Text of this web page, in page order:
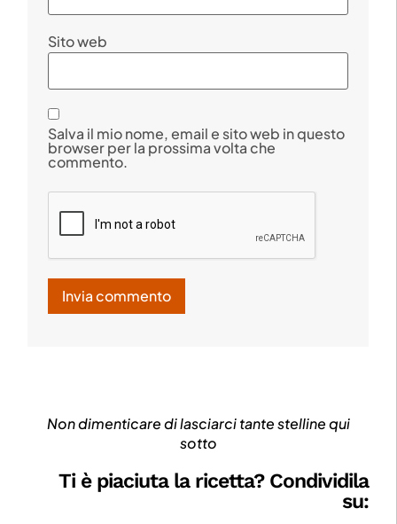
Sito web
Salva il mio nome, email e sito web in questo
browser per la prossima volta che
commento.
Non dimenticare di lasciarci tante stelline qui
sotto
Ti è piaciuta la ricetta? Condividila
su: